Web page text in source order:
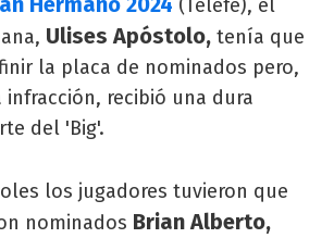
(Telefe), el
Ulises Apóstolo, tenía que
la placa de nominados pero,
recibió una dura
del 'Big'.
los jugadores tuvieron que
nominados Brian Alberto,